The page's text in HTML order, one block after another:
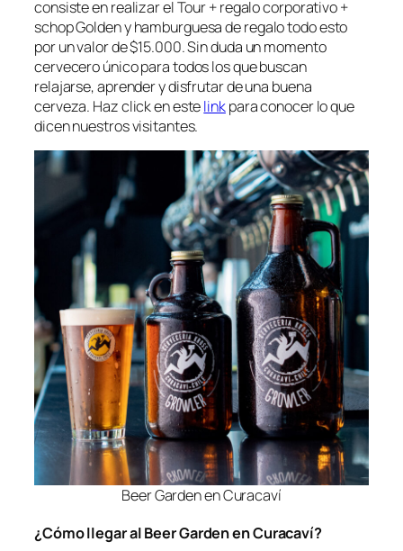
consiste en realizar el Tour + regalo corporativo +
schop Golden y hamburguesa de regalo todo esto
por un valor de $15.000. Sin duda un momento
cervecero único para todos los que buscan
relajarse, aprender y disfrutar de una buena
cerveza. Haz click en estelinkpara conocer lo que
dicen nuestros visitantes.
Beer Garden en Curacaví
¿Cómo llegar al Beer Garden en Curacaví?